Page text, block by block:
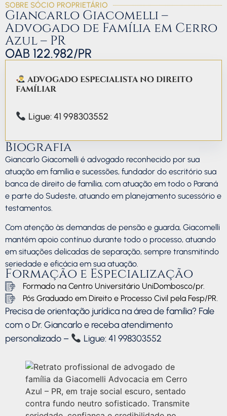
SOBRE SÓCIO PROPRIETÁRIO
Giancarlo Giacomelli –
Advogado de Família em Cerro
Azul – PR
OAB 122.982/PR
ADVOGADO ESPECIALISTA NO DIREITO
FAMÍLIAR
Ligue: 41 998303552
Biografia
Giancarlo Giacomelli é advogado reconhecido por sua
atuação em família e sucessões, fundador do escritório sua
banca de direito de família, com atuação em todo o Paraná
e parte do Sudeste, atuando em planejamento sucessório e
testamentos.
Com atenção às demandas de pensão e guarda, Giacomelli
mantém apoio contínuo durante todo o processo, atuando
em situações delicadas de separação, sempre transmitindo
seriedade e eficácia em sua atuação.
Formação e Especialização
Formado na Centro Universitário UniDombosco/pr.
Pós Graduado em Direito e Processo Civil pela Fesp/PR.
Precisa de orientação jurídica na área de família? Fale
com o Dr. Giancarlo e receba atendimento
personalizado –
Ligue: 41 998303552